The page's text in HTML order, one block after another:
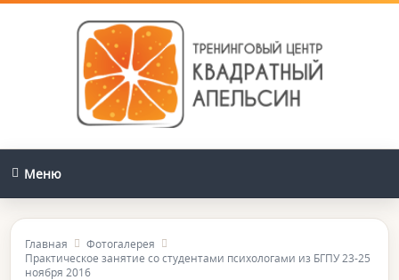
Меню
Главная
Фотогалерея
Практическое занятие со студентами психологами из БГПУ 23-25
ноября 2016